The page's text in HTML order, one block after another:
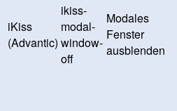
iKiss
(Advantic)
ikiss-
modal-
window-
off
Modales
Fenster
ausblenden